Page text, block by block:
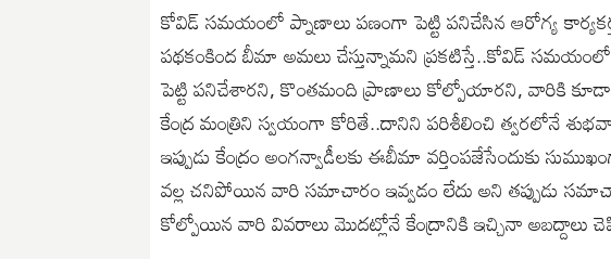
కోవిడ్ సమయంలో ప్నాణాలు పణంగా పెట్టి పనిచేసిన ఆరోగ్య
పథకంకింద బీమా అమలు చేస్తున్నామని ప్రకటిస్తే..కోవిడ్
పెట్టి పనిచేశారని, కొంతమంది ప్రాణాలు కోల్పోయారని, వారికి
కేంద్ర మంత్రిని స్వయంగా కోరితే..దానిని పరిశీలించి త్వరలోనే
ఇప్పుడు కేంద్రం అంగన్వాడీలకు ఈబీమా వర్తింపజేసేందుకు
వల్ల చనిపోయిన వారి సమాచారం ఇవ్వడం లేదు అని తప్పుడు
కోల్పోయిన వారి వివరాలు మొదట్లోనే కేంద్రానికి ఇచ్చినా అబద్దాలు